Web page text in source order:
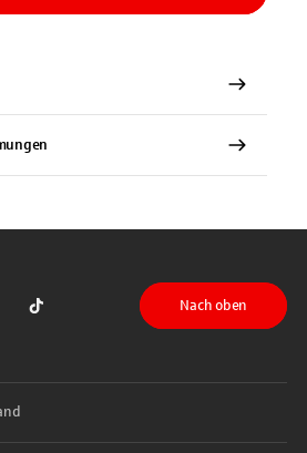
auf Instagramauf YouTube
Sparkasse auf TikTok
Nach oben